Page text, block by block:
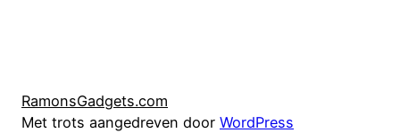
RamonsGadgets.com
Met trots aangedreven door WordPress